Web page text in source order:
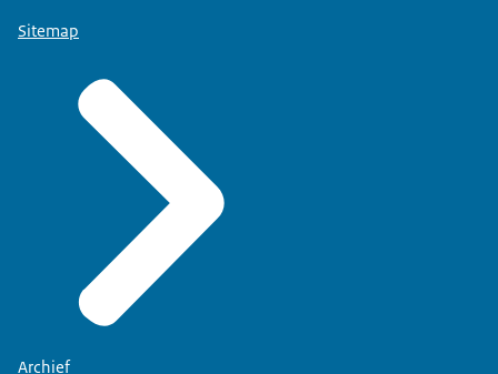
Sitemap
Archief